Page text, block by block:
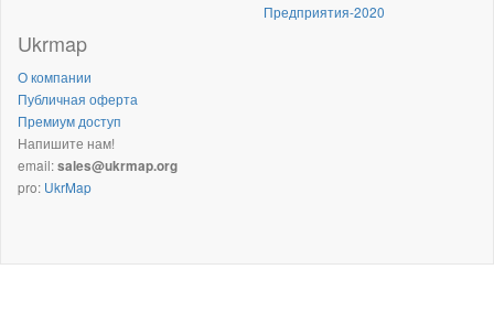
Предприятия-2020
Ukrmap
О компании
Публичная оферта
Премиум доступ
Напишите нам!
email:sales@ukrmap.org
pro: UkrMap